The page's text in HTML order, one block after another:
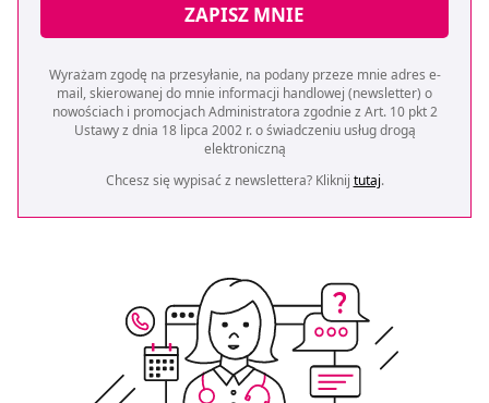
ZAPISZ MNIE
Wyrażam zgodę na przesyłanie, na podany przeze mnie adres e-
mail, skierowanej do mnie informacji handlowej (newsletter) o
nowościach i promocjach Administratora zgodnie z Art. 10 pkt 2
Ustawy z dnia 18 lipca 2002 r. o świadczeniu usług drogą
elektroniczną
Chcesz się wypisać z newslettera? Kliknij tutaj.